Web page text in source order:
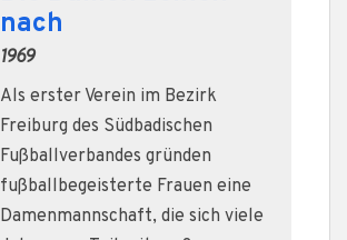
nach
1969
Als erster Verein im Bezirk
Freiburg des Südbadischen
Fußballverbandes gründen
fußballbegeisterte Frauen eine
Damenmannschaft, die sich viele